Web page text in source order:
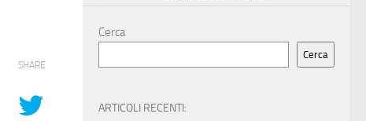
SHARE
Cerca
Cerca
ARTICOLI RECENTI: